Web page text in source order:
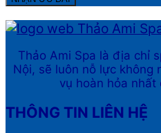
Thảo Ami Spa là địa chỉ
Nội, sẽ luôn nỗ lực không
vụ hoàn hỏa nhất
THÔNG TIN LIÊN HỆ